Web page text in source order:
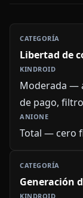
Libertad de
Moderada —
de pago,
Total — cero
Generación